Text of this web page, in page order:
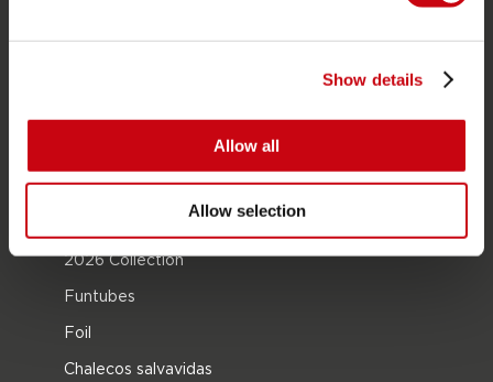
Show details
Allow all
Allow selection
JOBE SPORTS
Interés en distribución
CATEGORIAS DE PRODUCTO
2026 Collection
Funtubes
Foil
Chalecos salvavidas